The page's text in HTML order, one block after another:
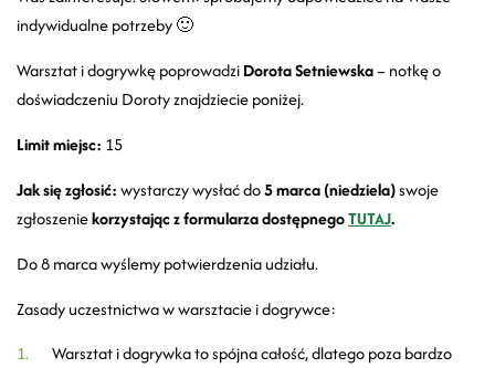
indywidualne potrzeby 🙂
Warsztat i dogrywkę poprowadziDorota Setniewska– notkę o
doświadczeniu Doroty znajdziecie poniżej.
Limit miejsc: 15
Jak się zgłosić:wystarczy wysłać do5 marca (niedziela)swoje
zgłoszeniekorzystając z formularza dostępnegoTUTAJ.
Do 8 marca wyślemy potwierdzenia udziału.
Zasady uczestnictwa w warsztacie i dogrywce:
Warsztat i dogrywka to spójna całość, dlatego poza bardzo